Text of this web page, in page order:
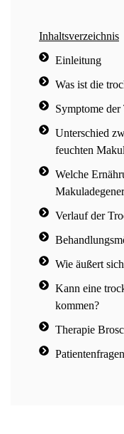
Inhaltsverzeichnis
Einleitung
Was ist die
Symptome
Unterschied
feuchten
Welche
Verlauf der
Wie äußert
Kann eine
kommen?
Therapie
Patientenfragen